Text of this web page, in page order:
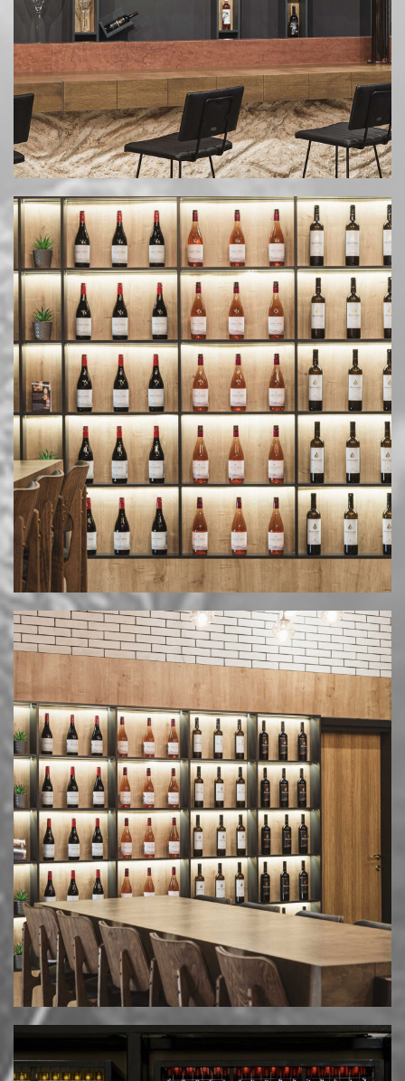
Διεύθ.: Νέα Μεσημβρία Θεσσαλονίκης
Email: info@mesimvriawines.gr
Τηλ.: +30 2310.713981
HOSTED AND PROTECTED BY FREESPIRITS
|
ΠΟΛΙΤΙΚΉ ΑΠΟΡΡΉΤΟΥ & COOKIES
© 2025 MESIMVRIA WINES. ALL RIGHTS RESERVED